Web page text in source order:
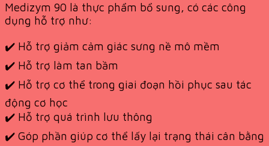
Medizym 90 là thực phẩm bổ sung, có các công
dụng hỗ trợ như:
✔️ Hỗ trợ giảm cảm giác sưng nề mô mềm
✔️ Hỗ trợ làm tan bầm
✔️ Hỗ trợ cơ thể trong giai đoạn hồi phục sau tác
động cơ học
✔️ Hỗ trợ quá trình lưu thông
✔️ Góp phần giúp cơ thể lấy lại trạng thái cân bằng